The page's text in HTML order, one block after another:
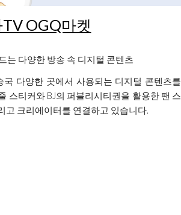
OGQ마켓
는 다양한 방송 속 디지털 콘텐츠
국 다양한 곳에서 사용되는 디지털 콘텐츠를
스티커와 BJ의 퍼블리시티권을 활용한 팬 스
고 크리에이터를 연결하고 있습니다.